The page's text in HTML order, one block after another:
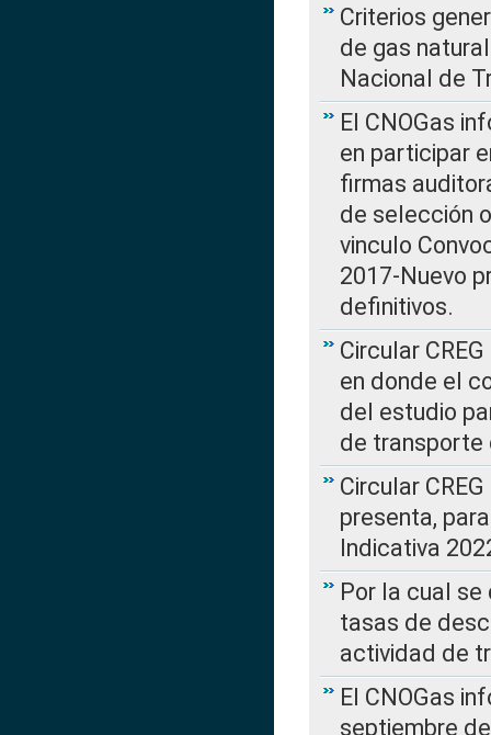
Criterios
de gas
Nacional de
El CNOGas
en participar
firmas
de selección
vinculo
2017-Nuevo
definitivos.
Circular
en donde el
del estudio
de transporte
Circular
presenta,
Indicativa
Por la cual
tasas de
actividad de
El CNOGas
septiembre